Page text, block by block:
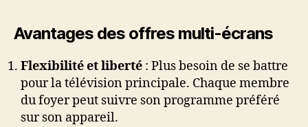
Avantages des offres multi-écrans
Flexibilité et liberté : Plus besoin de se battre
pour la télévision principale. Chaque membre
du foyer peut suivre son programme préféré
sur son appareil.